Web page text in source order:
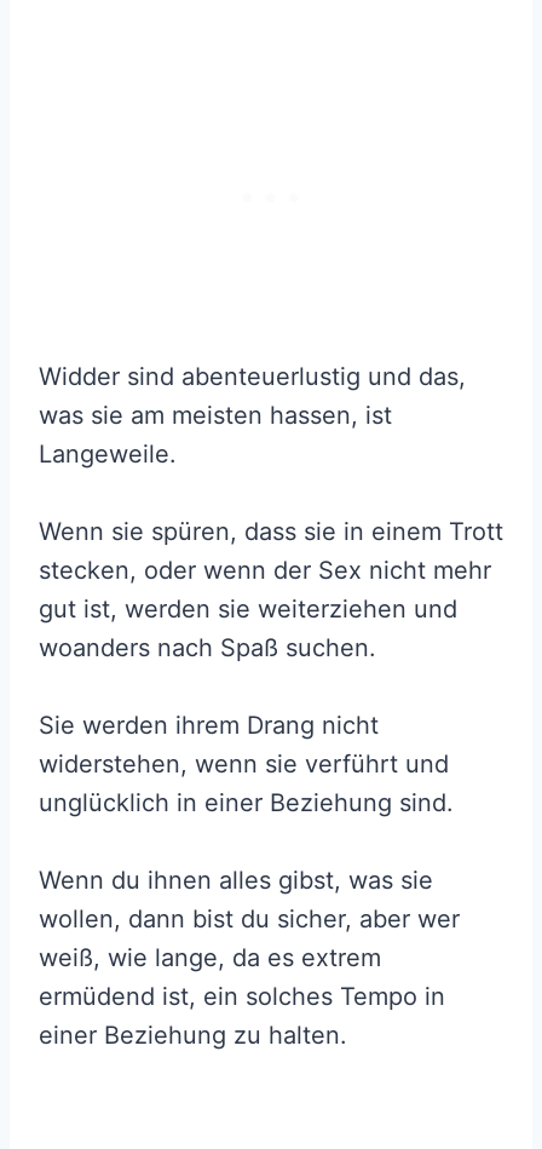
Widder sind abenteuerlustig und das,
was sie am meisten hassen, ist
Langeweile.
Wenn sie spüren, dass sie in einem Trott
stecken, oder wenn der Sex nicht mehr
gut ist, werden sie weiterziehen und
woanders nach Spaß suchen.
Sie werden ihrem Drang nicht
widerstehen, wenn sie verführt und
unglücklich in einer Beziehung sind.
Wenn du ihnen alles gibst, was sie
wollen, dann bist du sicher, aber wer
weiß, wie lange, da es extrem
ermüdend ist, ein solches Tempo in
einer Beziehung zu halten.